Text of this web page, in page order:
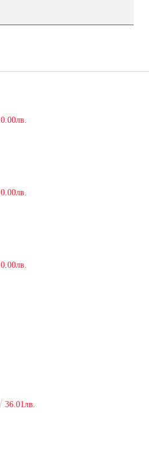
0.00лв.
0.00лв.
0.00лв.
36.01лв.